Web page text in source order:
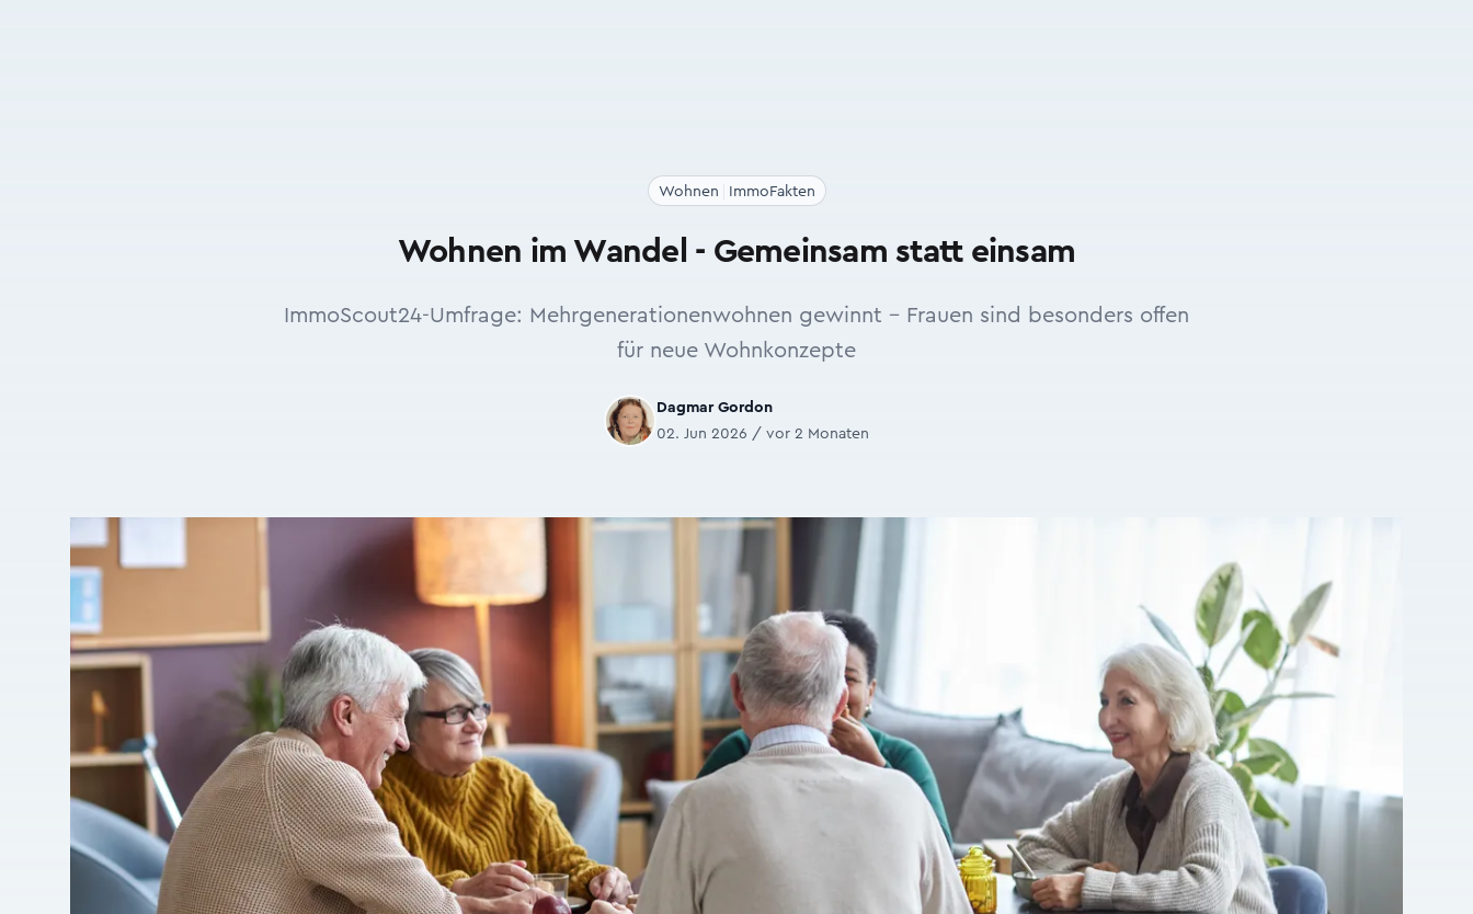
Wohnen ImmoFakten
Wohnen im Wandel - Gemeinsam statt einsam
ImmoScout24-Umfrage: Mehrgenerationenwohnen gewinnt - Frauen sind besonders offen
für neue Wohnkonzepte
Dagmar Gordon
02. Jun 2026 / vor 2 Monaten